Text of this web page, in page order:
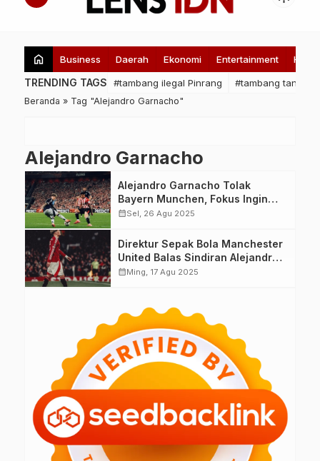
home Business Daerah Ekonomi Entertainment
TRENDING TAGS #tambang ilegal Pinrang #tambang tanpa
Beranda » Tag "Alejandro Garnacho"
Alejandro Garnacho
Alejandro Garnacho Tolak
Bayern Munchen, Fokus Ingin
Gabung Chelsea
calendar_monthSel, 26 Agu 2025
Direktur Sepak Bola Manchester
United Balas Sindiran Alejandro
Garnacho, Ancaman Karier di
calendar_monthMing, 17 Agu 2025